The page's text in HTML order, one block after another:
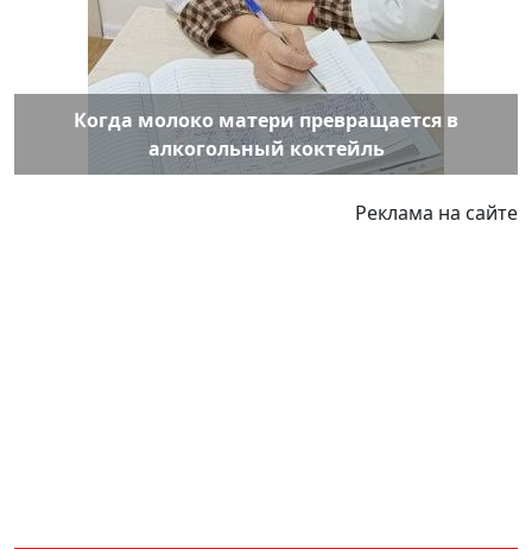
Когда молоко матери превращается в
алкогольный коктейль
Реклама на сайте